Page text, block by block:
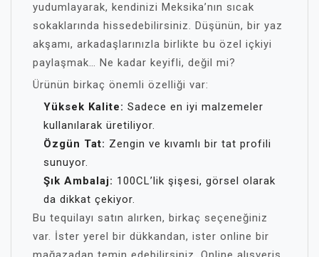
yudumlayarak, kendinizi Meksika’nın sıcak
sokaklarında hissedebilirsiniz. Düşünün, bir yaz
akşamı, arkadaşlarınızla birlikte bu özel içkiyi
paylaşmak… Ne kadar keyifli, değil mi?
Ürünün birkaç önemli özelliği var:
Yüksek Kalite: Sadece en iyi malzemeler
kullanılarak üretiliyor.
Özgün Tat: Zengin ve kıvamlı bir tat profili
sunuyor.
Şık Ambalaj: 100CL’lik şişesi, görsel olarak
da dikkat çekiyor.
Bu tequilayı satın alırken, birkaç seçeneğiniz
var. İster yerel bir dükkandan, ister online bir